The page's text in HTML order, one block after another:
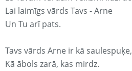
Lai laimīgs vārds Tavs - Arne
Un Tu arī pats.
Tavs vārds Arne ir kā saulespuķe,
Kā ābols zarā, kas mirdz.